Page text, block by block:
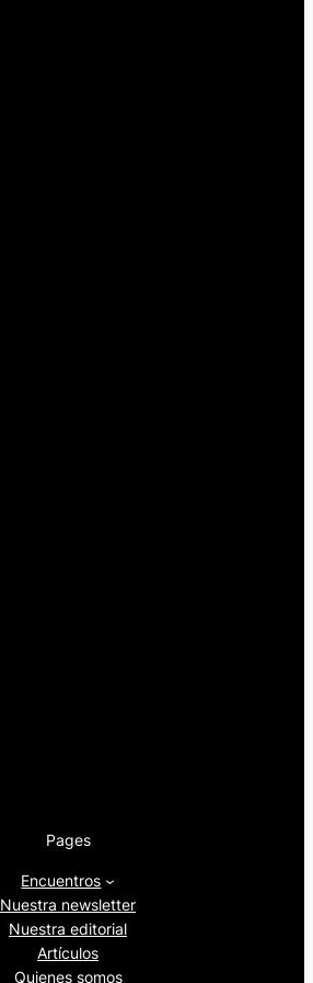
Pages
Encuentros
Nuestra newsletter
Nuestra editorial
Artículos
Quienes somos